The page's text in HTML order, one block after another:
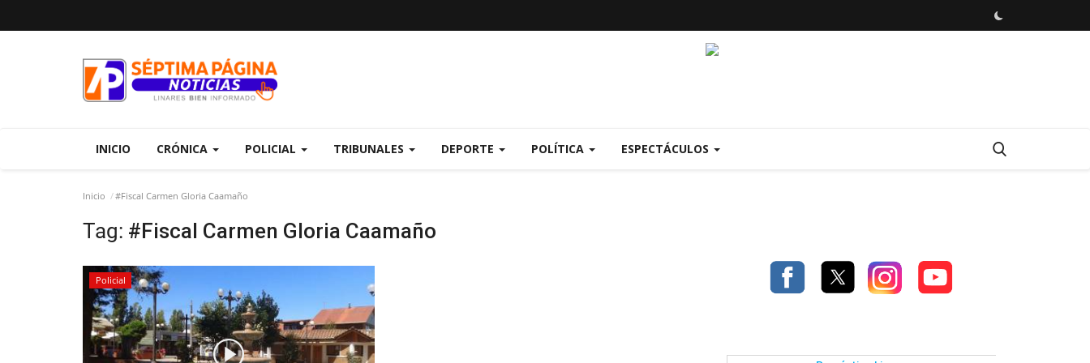
INICIO CRÓNICA POLICIAL TRIBUNALES DEPORTE POLÍTICA ESPECTÁCULOS
Inicio #Fiscal Carmen Gloria Caamaño
Tag: #Fiscal Carmen Gloria Caamaño
Policial